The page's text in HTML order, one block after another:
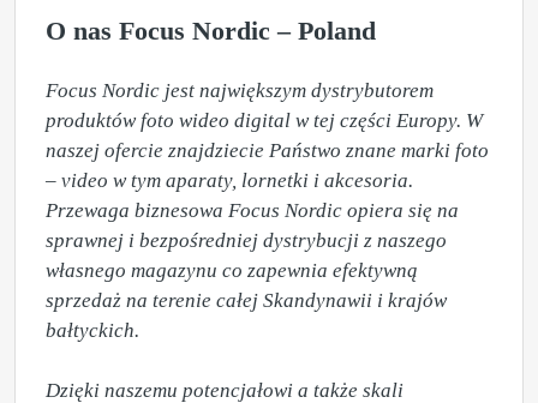
O nas Focus Nordic – Poland
Focus Nordic jest największym dystrybutorem
produktów foto wideo digital w tej części Europy. W
naszej ofercie znajdziecie Państwo znane marki foto
– video w tym aparaty, lornetki i akcesoria.
Przewaga biznesowa Focus Nordic opiera się na
sprawnej i bezpośredniej dystrybucji z naszego
własnego magazynu co zapewnia efektywną
sprzedaż na terenie całej Skandynawii i krajów
bałtyckich.
Dzięki naszemu potencjałowi a także skali